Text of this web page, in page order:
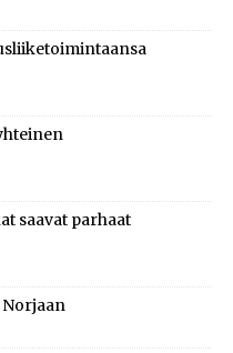
saavat parhaat